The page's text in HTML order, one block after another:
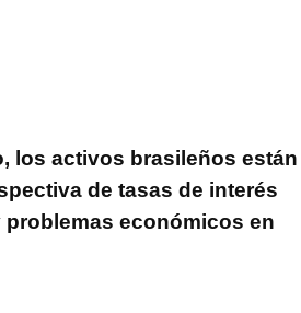
los activos brasileños están
de tasas de interés
económicos en